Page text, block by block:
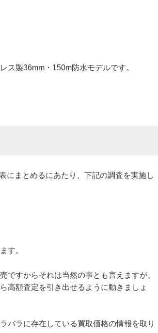
ス製36mm・150m防水モデルです。
にまとめるにあたり、下記の調査を実施し
す。
ですからそれは当然の事とも言えますが、
高額査定を引き出せるように動きましょ
バラに存在している買取価格の情報を取り